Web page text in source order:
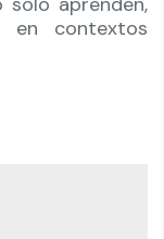
en contextos